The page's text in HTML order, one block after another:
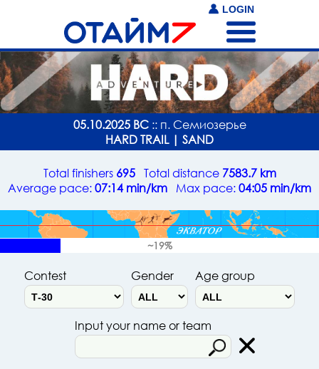
LOGIN
05.10.2025 ВС:: п. Семиозерье
HARD TRAIL | SAND
Total finishers 695Total distance 7583.7 km
Average pace:07:14 min/km Max pace:04:05 min/km
~19%
Contest Gender Age group
Input your name or team